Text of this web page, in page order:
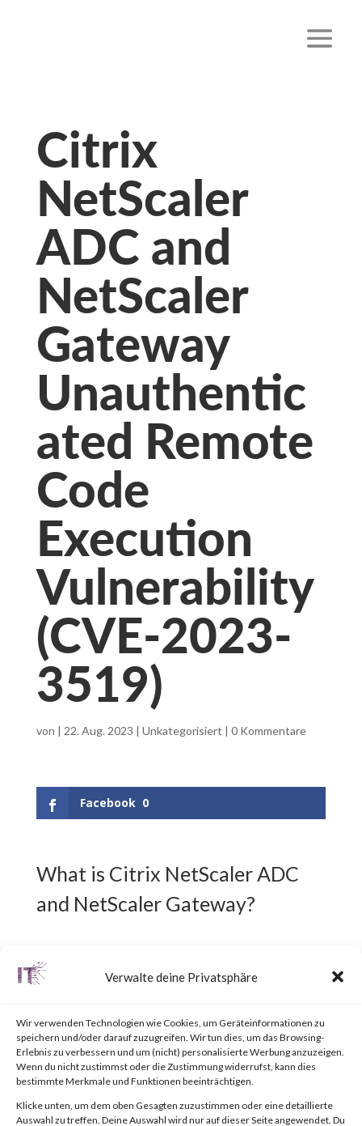
Verwalte deine Privatsphäre
Wir verwenden Technologien wie Cookies, um Geräteinformationen zu
speichern und/oder darauf zuzugreifen. Wir tun dies, um das Browsing-
Erlebnis zu verbessern und um (nicht) personalisierte Werbung anzuzeigen.
Wenn du nicht zustimmst oder die Zustimmung widerrufst, kann dies
bestimmte Merkmale und Funktionen beeinträchtigen.
Klicke unten, um dem oben Gesagten zuzustimmen oder eine detaillierte
Auswahl zu treffen. Deine Auswahl wird nur auf dieser Seite angewendet. Du
Citrix
NetScaler
ADC and
NetScaler
Gateway
Unauthentic
ated Remote
Code
Execution
Vulnerability
(CVE-2023-
3519)
von | 22. Aug. 2023 | Unkategorisiert | 0 Kommentare
Facebook 0
What is Citrix NetScaler ADC
and NetScaler Gateway?
previously known as Citrix ADC,
is an Application Delivery
Controller (ADC) designed to
achieve secure and optimized
network traffic.